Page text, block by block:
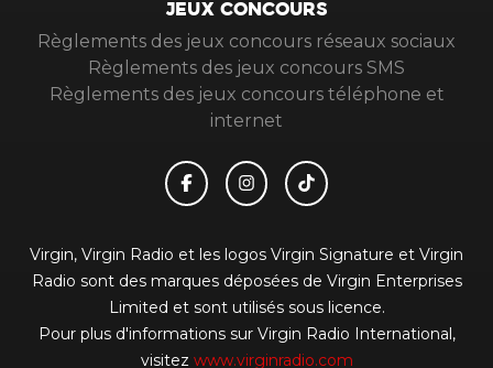
JEUX CONCOURS
Règlements des jeux concours réseaux sociaux
Règlements des jeux concours SMS
Règlements des jeux concours téléphone et
internet
Virgin, Virgin Radio et les logos Virgin Signature et Virgin
Radio sont des marques déposées de Virgin Enterprises
Limited et sont utilisés sous licence.
Pour plus d'informations sur Virgin Radio International,
visitez www.virginradio.com